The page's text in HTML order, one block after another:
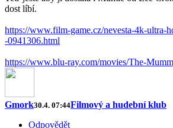
dost líbí.
https://www.film-game.cz/nevesta-4k-ultra-
-0941306.html
https://www.blu-ray.com/movies/The-
Gmork30.4. 07:44Filmový a hudební klub
Odpovědět